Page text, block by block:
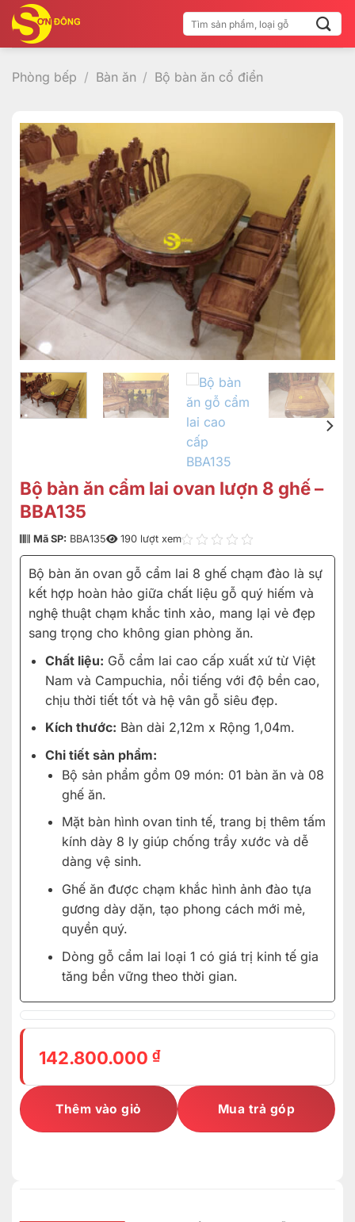
qua
nội
dung
Tìm
kiếm:
Phòng bếp / Bàn ăn / Bộ bàn ăn cổ điển
Bộ bàn ăn cẩm lai ovan lượn 8 ghế –
BBA135
Mã SP: BBA135 190 lượt xem
Bộ bàn ăn ovan gỗ cẩm lai 8 ghế chạm đào là sự
kết hợp hoàn hảo giữa chất liệu gỗ quý hiếm và
nghệ thuật chạm khắc tinh xảo, mang lại vẻ đẹp
sang trọng cho không gian phòng ăn.
Chất liệu: Gỗ cẩm lai cao cấp xuất xứ từ Việt
Nam và Campuchia, nổi tiếng với độ bền cao,
chịu thời tiết tốt và hệ vân gỗ siêu đẹp.
Kích thước: Bàn dài 2,12m x Rộng 1,04m.
Chi tiết sản phẩm:
Bộ sản phẩm gồm 09 món: 01 bàn ăn và 08
ghế ăn.
Mặt bàn hình ovan tinh tế, trang bị thêm tấm
kính dày 8 ly giúp chống trầy xước và dễ
dàng vệ sinh.
Ghế ăn được chạm khắc hình ảnh đào tựa
gương dày dặn, tạo phong cách mới mẻ,
quyền quý.
Dòng gỗ cẩm lai loại 1 có giá trị kinh tế gia
tăng bền vững theo thời gian.
142.800.000 ₫
Thêm vào giỏ Mua trả góp